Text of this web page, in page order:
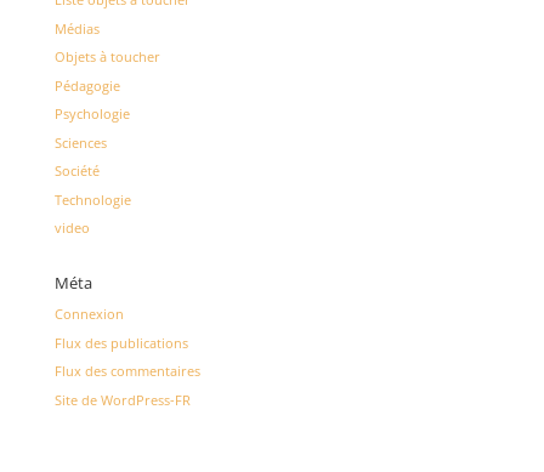
Médias
Objets à toucher
Pédagogie
Psychologie
Sciences
Société
Technologie
video
Méta
Connexion
Flux des publications
Flux des commentaires
Site de WordPress-FR